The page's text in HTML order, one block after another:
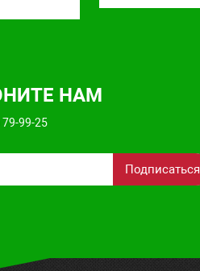
НАМ
99-25
Подписаться